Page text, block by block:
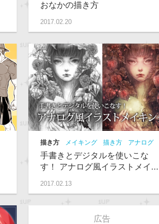
おなかの描き方
2017.02.20
描き方 メイキング 描き方
アナログ
講座
中級
手書きとデジタルを使いこな
す！ アナログ風イラストメイ...
2017.02.13
広告